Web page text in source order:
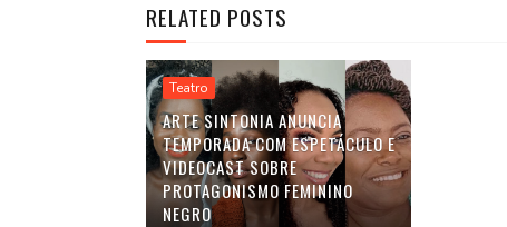
RELATED POSTS
Teatro
ARTE SINTONIA ANUNCIA
TEMPORADA COM ESPETÁCULO E
VIDEOCAST SOBRE
PROTAGONISMO FEMININO
NEGRO